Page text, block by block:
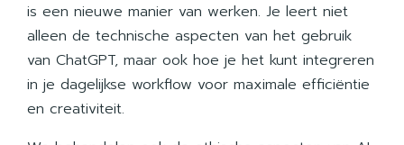
is een nieuwe manier van werken. Je leert niet
alleen de technische aspecten van het gebruik
van ChatGPT, maar ook hoe je het kunt integreren
in je dagelijkse workflow voor maximale efficiëntie
en creativiteit.